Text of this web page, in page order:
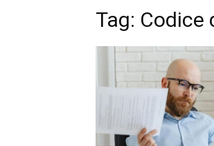
Tag: Codice